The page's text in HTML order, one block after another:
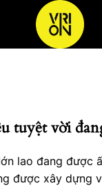
tuyệt vời
lao đang được
được xây dựng